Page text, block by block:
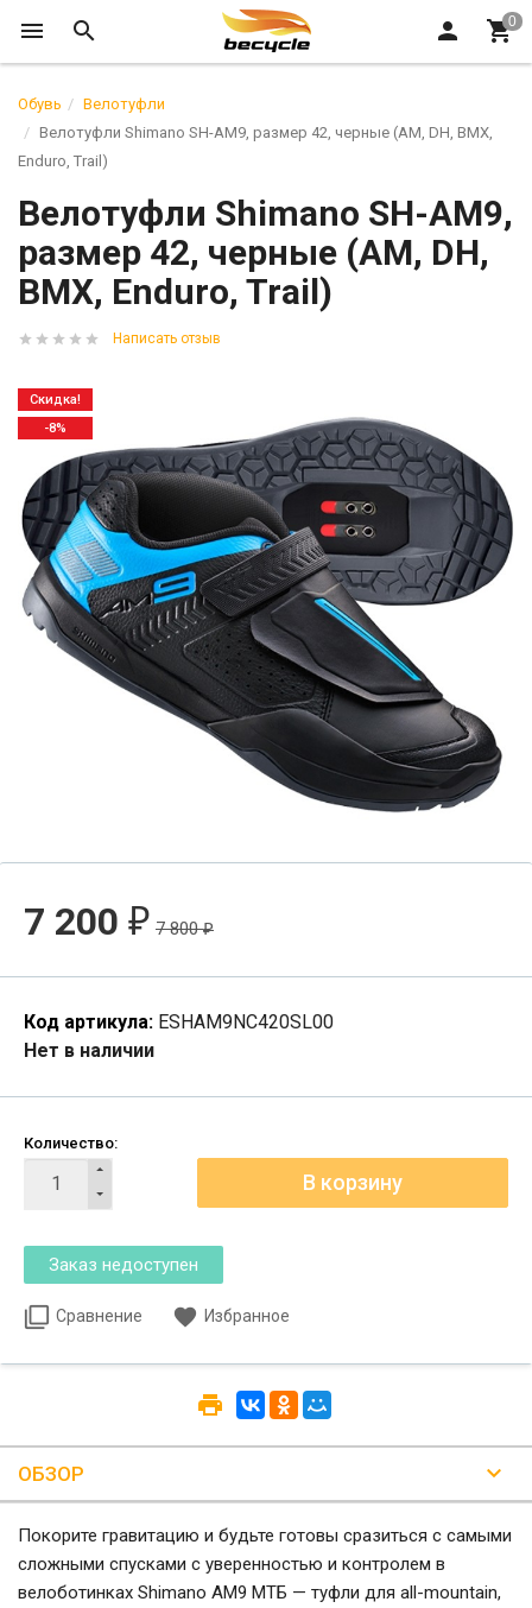
Обувь
Велотуфли
Велотуфли Shimano SH-AM9, размер 42, черные (AM, DH, BMX,
Enduro, Trail)
Велотуфли Shimano SH-AM9,
размер 42, черные (AM, DH,
BMX, Enduro, Trail)
Написать отзыв
Скидка!
-8%
7 200 ₽ 7 800₽
Код артикула: ESHAM9NC420SL00
Нет в наличии
Количество:
Сравнение Избранное
ОБЗОР
Покорите гравитацию и будьте готовы сразиться с самыми
сложными спусками с уверенностью и контролем в
велоботинках Shimano AM9 МТБ — туфли для all-mountain,